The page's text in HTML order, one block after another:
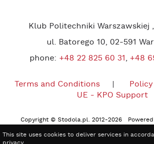
Klub Politechniki Warszawskiej
ul. Batorego 10, 02-591
phone: +48 22 825 60 31, +48
Terms and Conditions
UE - KPO Support
Copyright © Stodola.pl. 2012-2026
This site uses cookies to deliver services in